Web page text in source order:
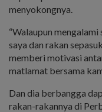
menyokongnya.
“Walaupun mengalami
saya dan rakan
memberi motivasi
matlamat bersama
Dan dia berbangga
rakan-rakannya di